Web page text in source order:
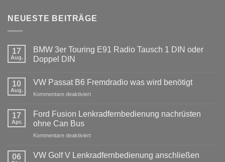
NEUESTE BEITRÄGE
17
Aug.
BMW 3er Touring E91 Radio Tausch 1 DIN oder
Doppel DIN
zu
3er
Radio
Tausch
1
DIN
DIN
10
Aug.
VW Passat B6 Fremdradio was wird benötigt
Kommentare deaktiviertfür
Passat
was
benötigt
17
Apr.
Ford Fusion Lenkradfernbedienung nachrüsten
ohne Can Bus
Kommentare deaktiviertfür
Fusion
06 VW Golf V Lenkradfernbedienung anschließen